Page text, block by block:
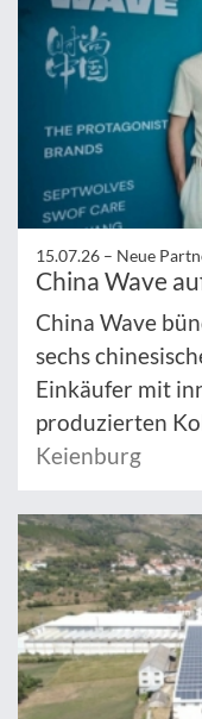
15.07.26 – Neue
China Wave
China Wave
sechs
Einkäufer mit
produzierten
Keienburg